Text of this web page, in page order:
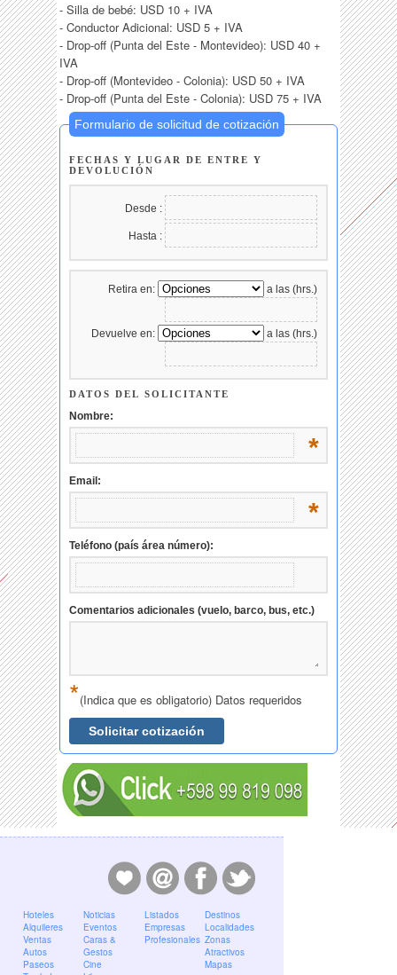
- Silla de bebé: USD 10 + IVA
- Conductor Adicional: USD 5 + IVA
- Drop-off (Punta del Este - Montevideo): USD 40 +
IVA
- Drop-off (Montevideo - Colonia): USD 50 + IVA
- Drop-off (Punta del Este - Colonia): USD 75 + IVA
Formulario de solicitud de cotización
FECHAS Y LUGAR DE ENTRE Y
DEVOLUCIÓN
Desde :
Hasta :
Retira en: a las (hrs.)
Devuelve en: a las (hrs.)
DATOS DEL SOLICITANTE
Nombre:
*
Email:
*
Teléfono (país área número):
Comentarios adicionales (vuelo, barco, bus, etc.)
*(Indica que es obligatorio) Datos requeridos
Solicitar cotización
Hoteles
Alquileres
Ventas
Autos
Paseos
Noticias
Eventos
Caras &
Gestos
Cine
Listados
Empresas
Profesionales
Destinos
Localidades
Zonas
Atractivos
Mapas